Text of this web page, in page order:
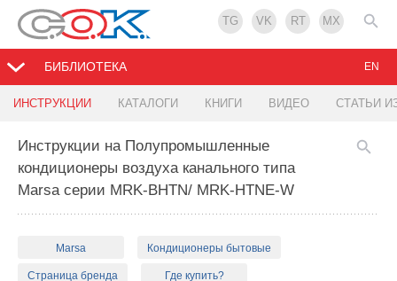
TG VK RT MX
БИБЛИОТЕКА
ИНСТРУКЦИИ КАТАЛОГИ КНИГИ ВИДЕО СТАТЬИ
EN
Инструкции на Полупромышленные
кондиционеры воздуха канального типа
Marsa серии MRK-BHTN/ MRK-HTNE-W
Marsa Кондиционеры бытовые
Страница бренда Где купить?